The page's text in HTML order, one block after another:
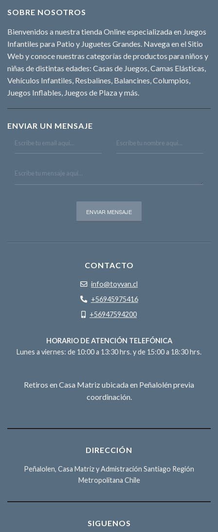
SOBRE NOSOTROS
Bienvenidos a nuestra tienda Online especializada en Juegos
Infantiles para Patio y Juguetes Grandes. Navega en el Sitio
Web y conoce nuestras categorías de productos para niños y
niñas de distintas edades: Casas de Juegos, Camas Elásticas,
Vehículos Infantiles, Resbalines, Balancines, Columpios,
Juegos Inflables, Juegos de Plaza y más.
ENVIAR UN MENSAJE
CONTACTO
info@toyvan.cl
+56945975416
+56947594200
HORARIO DE ATENCIÓN TELEFÓNICA
Lunes a viernes: de 10:00 a 13:30 hrs. y de 15:00 a 18:30 hrs.
Retiros en Casa Matriz ubicada en Peñalolén previa
coordinación.
DIRECCIÓN
Peñalolen, Casa Matriz y Admistración Santiago Región
Metropolitana Chile
SIGUENOS